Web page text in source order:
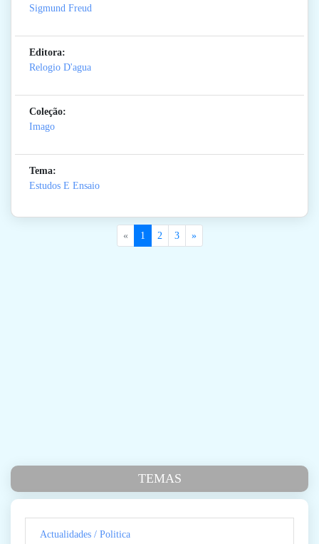
Sigmund Freud
Editora:
Relogio D'agua
Coleção:
Imago
Tema:
Estudos E Ensaio
« 1 2 3 »
TEMAS
Actualidades / Politica